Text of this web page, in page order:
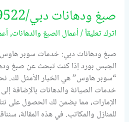
صبغ ودهانات دبي/0524099522
اترك تعليقاً/أعمال الصبغ والدهانات,
صبغ ودهانات دبي: خدمات سوبر هاوس
الجبس بورد إذا كنت تبحث عن صبغ
“سوبر هاوس” هي الخيار الأمثل لك.
خدمات الصيانة والدهانات بالإضافة
الإمارات، مما يضمن لك الحصول على
للمنازل والمكاتب. في هذه المقالة،